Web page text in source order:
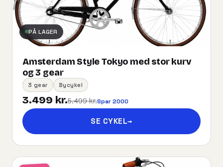
PÅ LAGER
Amsterdam Style Tokyo med stor kurv
og 3 gear
3 gear Bycykel
3.499 kr.5.499 kr.Spar 2000
SE CYKEL→